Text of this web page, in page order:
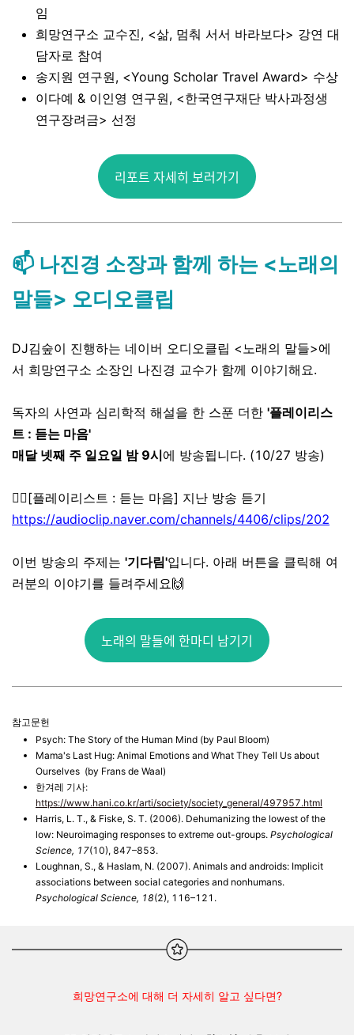
임
희망연구소 교수진, <삶, 멈춰 서서 바라보다> 강연 대
담자로 참여
송지원 연구원, <Young Scholar Travel Award> 수상
이다예 & 이인영 연구원, <한국연구재단 박사과정생
연구장려금> 선정
리포트 자세히 보러가기
📫 나진경 소장과 함께 하는 <노래의
말들> 오디오클립
DJ김숲이 진행하는 네이버 오디오클립 <노래의 말들>에
서 희망연구소 소장인 나진경 교수가 함께 이야기해요.
독자의 사연과 심리학적 해설을 한 스푼 더한 '플레이리스
트 : 듣는 마음'
매달 넷째 주 일요일 밤 9시에 방송됩니다. (10/27 방송)
👉🏼[플레이리스트 : 듣는 마음] 지난 방송 듣기
https://audioclip.naver.com/channels/4406/clips/202
이번 방송의 주제는 '기다림'입니다. 아래 버튼을 클릭해 여
러분의 이야기를 들려주세요🙌
노래의 말들에 한마디 남기기
참고문헌
Psych: The Story of the Human Mind (by Paul Bloom)
Mama's Last Hug: Animal Emotions and What They Tell Us about
Ourselves (by Frans de Waal)
한겨레 기사:
https://www.hani.co.kr/arti/society/society_general/497957.html
Harris, L. T., & Fiske, S. T. (2006). Dehumanizing the lowest of the
low: Neuroimaging responses to extreme out-groups. Psychological
Science, 17(10), 847–853.
Loughnan, S., & Haslam, N. (2007). Animals and androids: Implicit
associations between social categories and nonhumans.
Psychological Science, 18(2), 116–121.
희망연구소에 대해 더 자세히 알고 싶다면?